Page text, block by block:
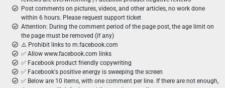
Post comments on pictures, videos, and other articles, no work done
within 6 hours. Please request support ticket
Attention: During the comment period of the page post, the age limit on
the page must be removed (if any)
⚠️ Prohibit links to m.facebook.com
✅ Allow www.facebook.com links
✅ Facebook product friendly copywriting
✅ Facebook's positive energy is sweeping the screen
✅ Below are 10 items, with one comment per line. If there are not enough,